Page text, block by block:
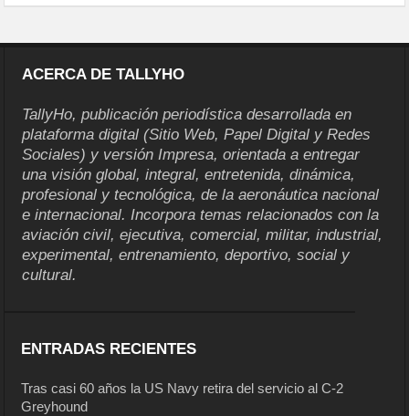
ACERCA DE TALLYHO
TallyHo, publicación periodística desarrollada en
plataforma digital (Sitio Web, Papel Digital y Redes
Sociales) y versión Impresa, orientada a entregar
una visión global, integral, entretenida, dinámica,
profesional y tecnológica, de la aeronáutica nacional
e internacional. Incorpora temas relacionados con la
aviación civil, ejecutiva, comercial, militar, industrial,
experimental, entrenamiento, deportivo, social y
cultural.
ENTRADAS RECIENTES
Tras casi 60 años la US Navy retira del servicio al C-2
Greyhound